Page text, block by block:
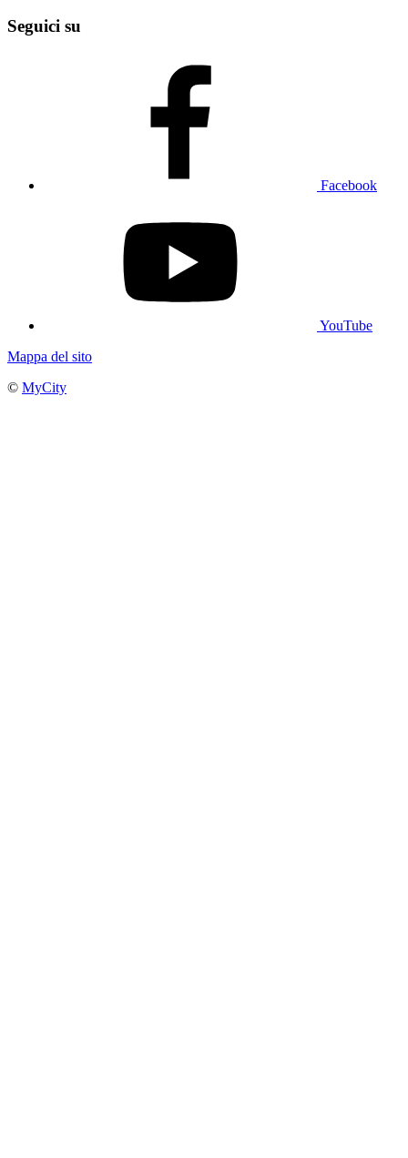
Seguici su
Facebook
YouTube
Mappa del sito
© MyCity